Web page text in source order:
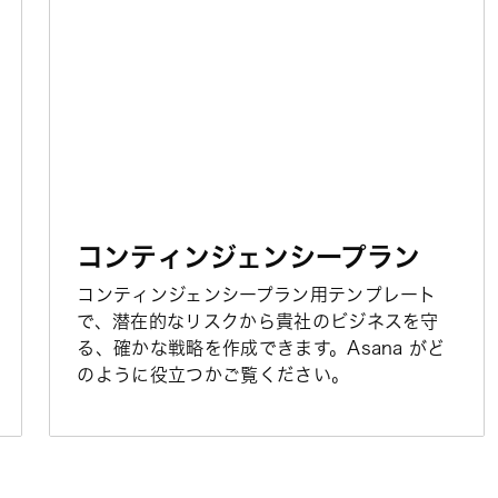
コンティンジェンシープラン
コンティンジェンシープラン用テンプレート
で、潜在的なリスクから貴社のビジネスを守
る、確かな戦略を作成できます。Asana がど
のように役立つかご覧ください。